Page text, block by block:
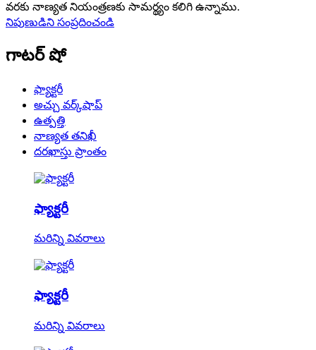
వరకు నాణ్యత నియంత్రణకు సామర్థ్యం కలిగి ఉన్నాము.
నిపుణుడిని సంప్రదించండి
గాటర్ షో
ఫ్యాక్టరీ
అచ్చు వర్క్‌షాప్
ఉత్పత్తి
నాణ్యత తనిఖీ
దరఖాస్తు ప్రాంతం
ఫ్యాక్టరీ
మరిన్ని వివరాలు
ఫ్యాక్టరీ
మరిన్ని వివరాలు